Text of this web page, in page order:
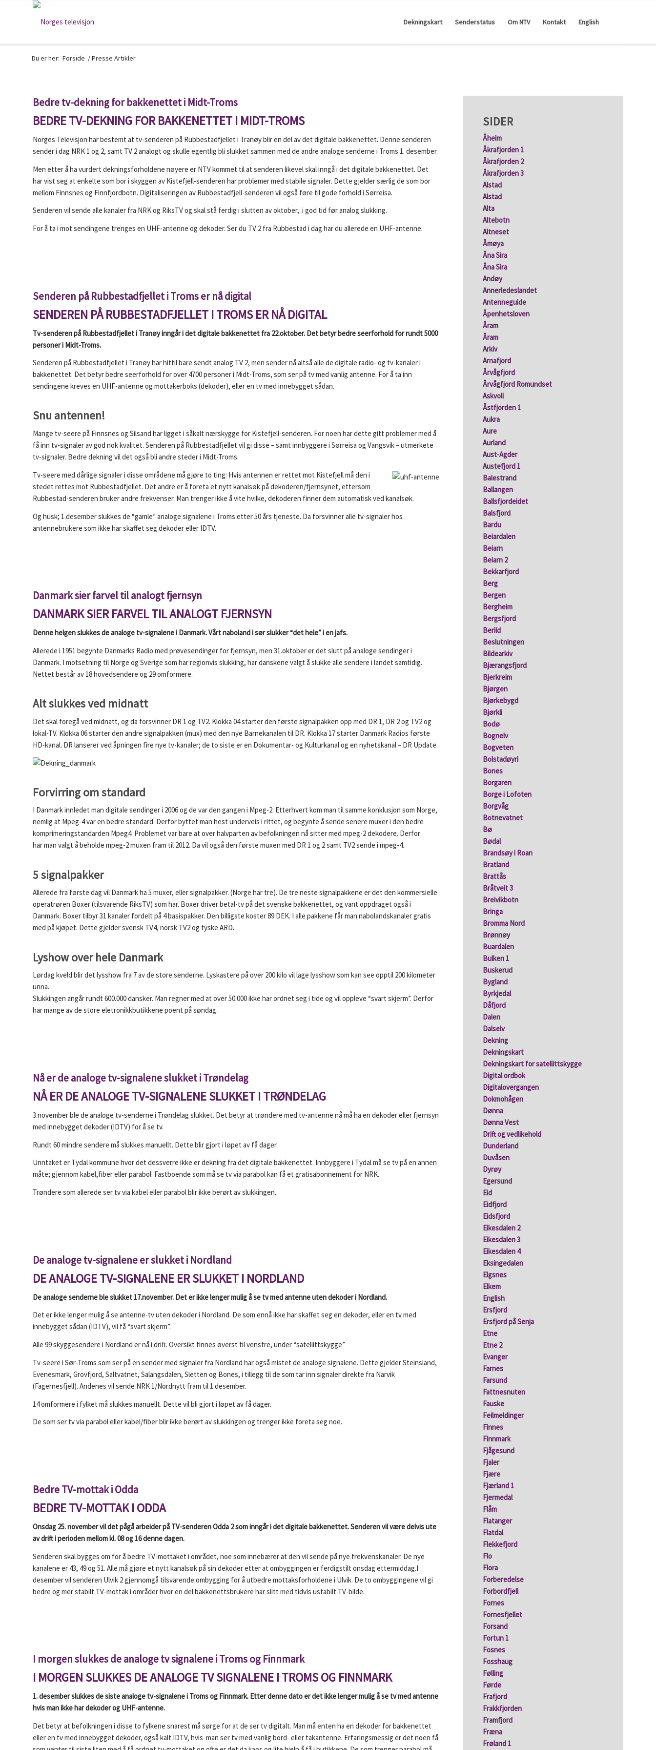
Dekningskart Senderstatus Om NTV Kontakt English
Du er her: Forside /Presse Artikler
Bedre tv-dekning for bakkenettet i Midt-Troms
BEDRE TV-DEKNING FOR BAKKENETTET I MIDT-TROMS
Norges Televisjon har bestemt at tv-senderen på Rubbestadfjellet i Tranøy blir en del av det digitale bakkenettet. Denne senderen
sender i dag NRK 1 og 2, samt TV 2 analogt og skulle egentlig bli slukket sammen med de andre analoge senderne i Troms 1. desember.
Men etter å ha vurdert dekningsforholdene nøyere er NTV kommet til at senderen likevel skal inngå i det digitale bakkenettet. Det
har vist seg at enkelte som bor i skyggen av Kistefjell-senderen har problemer med stabile signaler. Dette gjelder særlig de som bor
mellom Finnsnes og Finnfjordbotn. Digitaliseringen av Rubbestadfjell-senderen vil også føre til gode forhold i Sørreisa.
Senderen vil sende alle kanaler fra NRK og RiksTV og skal stå ferdig i slutten av oktober, i god tid før analog slukking.
For å ta i mot sendingene trenges en UHF-antenne og dekoder. Ser du TV 2 fra Rubbestad i dag har du allerede en UHF-antenne.
Senderen på Rubbestadfjellet i Troms er nå digital
SENDEREN PÅ RUBBESTADFJELLET I TROMS ER NÅ DIGITAL
Tv-senderen på Rubbestadfjellet i Tranøy inngår i det digitale bakkenettet fra 22.oktober. Det betyr bedre seerforhold for rundt 5000
personer i Midt-Troms.
Senderen på Rubbestadfjellet i Tranøy har hittil bare sendt analog TV 2, men sender nå altså alle de digitale radio- og tv-kanaler i
bakkenettet. Det betyr bedre seerforhold for over 4700 personer i Midt-Troms, som ser på tv med vanlig antenne. For å ta inn
sendingene kreves en UHF-antenne og mottakerboks (dekoder), eller en tv med innebygget sådan.
Snu antennen!
Mange tv-seere på Finnsnes og Silsand har ligget i såkalt nærskygge for Kistefjell-senderen. For noen har dette gitt problemer med å
få inn tv-signaler av god nok kvalitet. Senderen på Rubbestadfjellet vil gi disse – samt innbyggere i Sørreisa og Vangsvik – utmerkete
tv-signaler. Bedre dekning vil det også bli andre steder i Midt-Troms.
Tv-seere med dårlige signaler i disse områdene må gjøre to ting: Hvis antennen er rettet mot Kistefjell må den i
stedet rettes mot Rubbestadfjellet. Det andre er å foreta et nytt kanalsøk på dekoderen/fjernsynet, ettersom
Rubbestad-senderen bruker andre frekvenser. Man trenger ikke å vite hvilke, dekoderen finner dem automatisk ved kanalsøk.
Og husk; 1.desember slukkes de “gamle” analoge signalene i Troms etter 50 års tjeneste. Da forsvinner alle tv-signaler hos
antennebrukere som ikke har skaffet seg dekoder eller IDTV.
Danmark sier farvel til analogt fjernsyn
DANMARK SIER FARVEL TIL ANALOGT FJERNSYN
Denne helgen slukkes de analoge tv-signalene i Danmark. Vårt naboland i sør slukker “det hele” i en jafs.
Allerede i 1951 begynte Danmarks Radio med prøvesendinger for fjernsyn, men 31.oktober er det slutt på analoge sendinger i
Danmark. I motsetning til Norge og Sverige som har regionvis slukking, har danskene valgt å slukke alle sendere i landet samtidig.
Nettet består av 18 hovedsendere og 29 omformere.
Alt slukkes ved midnatt
Det skal foregå ved midnatt, og da forsvinner DR 1 og TV2. Klokka 04 starter den første signalpakken opp med DR 1, DR 2 og TV2 og
lokal-TV. Klokka 06 starter den andre signalpakken (mux) med den nye Barnekanalen til DR. Klokka 17 starter Danmark Radios første
HD-kanal. DR lanserer ved åpningen fire nye tv-kanaler; de to siste er en Dokumentar- og Kulturkanal og en nyhetskanal – DR Update.
Forvirring om standard
I Danmark innledet man digitale sendinger i 2006 og de var den gangen i Mpeg-2. Etterhvert kom man til samme konklusjon som Norge,
nemlig at Mpeg-4 var en bedre standard. Derfor byttet man hest underveis i rittet, og begynte å sende senere muxer i den bedre
komprimeringstandarden Mpeg4. Problemet var bare at over halvparten av befolkningen nå sitter med mpeg-2 dekodere. Derfor
har man valgt å beholde mpeg-2 muxen fram til 2012. Da vil også den første muxen med DR 1 og 2 samt TV2 sende i mpeg-4.
5 signalpakker
Allerede fra første dag vil Danmark ha 5 muxer, eller signalpakker. (Norge har tre). De tre neste signalpakkene er det den kommersielle
operatrøren Boxer (tilsvarende RiksTV) som har. Boxer driver betal-tv på det svenske bakkenettet, og vant oppdraget også i
Danmark. Boxer tilbyr 31 kanaler fordelt på 4 basispakker. Den billigste koster 89 DEK. I alle pakkene får man nabolandskanaler gratis
med på kjøpet. Dette gjelder svensk TV4, norsk TV2 og tyske ARD.
Lyshow over hele Danmark
Lørdag kveld blir det lysshow fra 7 av de store senderne. Lyskastere på over 200 kilo vil lage lysshow som kan see opptil 200 kilometer
unna.
Slukkingen angår rundt 600.000 dansker. Man regner med at over 50.000 ikke har ordnet seg i tide og vil oppleve “svart skjerm”. Derfor
har mange av de store eletronikkbutikkene poent på søndag.
Nå er de analoge tv-signalene slukket i Trøndelag
NÅ ER DE ANALOGE TV-SIGNALENE SLUKKET I TRØNDELAG
3.november ble de analoge tv-senderne i Trøndelag slukket. Det betyr at trøndere med tv-antenne nå må ha en dekoder eller fjernsyn
med innebygget dekoder (IDTV) for å se tv.
Rundt 60 mindre sendere må slukkes manuellt. Dette blir gjort i løpet av få dager.
Unntaket er Tydal kommune hvor det dessverre ikke er dekning fra det digitale bakkenettet. Innbyggere i Tydal må se tv på en annen
måte; gjennom kabel,fiber eller parabol. Fastboende som må se tv via parabol kan få et gratisabonnement for NRK.
Trøndere som allerede ser tv via kabel eller parabol blir ikke berørt av slukkingen.
De analoge tv-signalene er slukket i Nordland
DE ANALOGE TV-SIGNALENE ER SLUKKET I NORDLAND
De analoge senderne ble slukket 17.november. Det er ikke lenger mulig å se tv med antenne uten dekoder i Nordland.
Det er ikke lenger mulig å se antenne-tv uten dekoder i Nordland. De som ennå ikke har skaffet seg en dekoder, eller en tv med
innebygget sådan (IDTV), vil få “svart skjerm”.
Alle 99 skyggesendere i Nordland er nå i drift. Oversikt finnes øverst til venstre, under “satellittskygge”
Tv-seere i Sør-Troms som ser på en sender med signaler fra Nordland har også mistet de analoge signalene. Dette gjelder Steinsland,
Evenesmark, Grovfjord, Saltvatnet, Salangsdalen, Sletten og Bones, i tillegg til de som tar inn signaler direkte fra Narvik
(Fagernesfjell). Andenes vil sende NRK 1/Nordnytt fram til 1.desember.
14 omformere i fylket må slukkes manuellt. Dette vil bli gjort i løpet av få dager.
De som ser tv via parabol eller kabel/fiber blir ikke berørt av slukkingen og trenger ikke foreta seg noe.
Bedre TV-mottak i Odda
BEDRE TV-MOTTAK I ODDA
Onsdag 25. november vil det pågå arbeider på TV-senderen Odda 2 som inngår i det digitale bakkenettet. Senderen vil være delvis ute
av drift i perioden mellom kl. 08 og 16 denne dagen.
Senderen skal bygges om for å bedre TV-mottaket i området, noe som innebærer at den vil sende på nye frekvenskanaler. De nye
kanalene er 43, 49 og 51. Alle må gjøre et nytt kanalsøk på sin dekoder etter at ombyggingen er ferdigstilt onsdag ettermiddag.I
desember vil senderen Ulvik 2 gjennomgå tilsvarende ombygging for å utbedre mottaksforholdene i Ulvik. De to ombyggingene vil gi
bedre og mer stabilt TV-mottak i områder hvor en del bakkenettsbrukere har slitt med tidvis ustabilt TV-bilde.
I morgen slukkes de analoge tv signalene i Troms og Finnmark
I MORGEN SLUKKES DE ANALOGE TV SIGNALENE I TROMS OG FINNMARK
1. desember slukkes de siste analoge tv-signalene i Troms og Finnmark. Etter denne dato er det ikke lenger mulig å se tv med antenne
hvis man ikke har dekoder og UHF-antenne.
Det betyr at befolkningen i disse to fylkene snarest må sørge for at de ser tv digitalt. Man må enten ha en dekoder for bakkenettet
eller en tv med innebygget dekoder, også kalt IDTV, hvis man ser tv med vanlig bord- eller takantenne. Erfaringsmessig er det noen få
SIDER
Åheim
Åkrafjorden 1
Åkrafjorden 2
Åkrafjorden 3
Alstad
Alstad
Alta
Altebotn
Altneset
Åmøya
Åna Sira
Åna Sira
Andøy
Annerledeslandet
Antenneguide
Åpenhetsloven
Åram
Åram
Arkiv
Arnafjord
Årvågfjord
Årvågfjord Romundset
Askvoll
Åstfjorden 1
Aukra
Aure
Aurland
Aust-Agder
Austefjord 1
Balestrand
Ballangen
Ballsfjordeidet
Balsfjord
Bardu
Beiardalen
Beiarn
Beiarn 2
Bekkarfjord
Berg
Bergen
Bergheim
Bergsfjord
Berild
Beslutningen
Bildearkiv
Bjærangsfjord
Bjerkreim
Bjørgen
Bjørkebygd
Bjørkli
Bodø
Bognelv
Bogveten
Bolstadøyri
Bones
Borgaren
Borge i Lofoten
Borgvåg
Botnevatnet
Bø
Bødal
Brandsøy i Roan
Bratland
Brattås
Bråtveit 3
Breivikbotn
Bringa
Bromma Nord
Brønnøy
Buardalen
Bulken 1
Buskerud
Bygland
Byrkjedal
Dåfjord
Dalen
Dalselv
Dekning
Dekningskart
Dekningskart for satellittskygge
Digital ordbok
Digitalovergangen
Dokmohågen
Dønna
Dønna Vest
Drift og vedlikehold
Dunderland
Duvåsen
Dyrøy
Egersund
Eid
Eidfjord
Eidsfjord
Eikesdalen 2
Eikesdalen 3
Eikesdalen 4
Eksingedalen
Elgsnes
Elkem
English
Ersfjord
Ersfjord på Senja
Etne
Etne 2
Evanger
Farnes
Farsund
Fattnesnuten
Fauske
Feilmeldinger
Finnes
Finnmark
Fjågesund
Fjaler
Fjære
Fjærland 1
Fjermedal
Flåm
Flatanger
Flatdal
Flekkefjord
Flo
Flora
Forberedelse
Forbordfjell
Fornes
Fornesfjellet
Forsand
Fortun 1
Fosnes
Fosshaug
Følling
Førde
Frafjord
Frakkfjorden
Framfjord
Fræna
Frøland 1